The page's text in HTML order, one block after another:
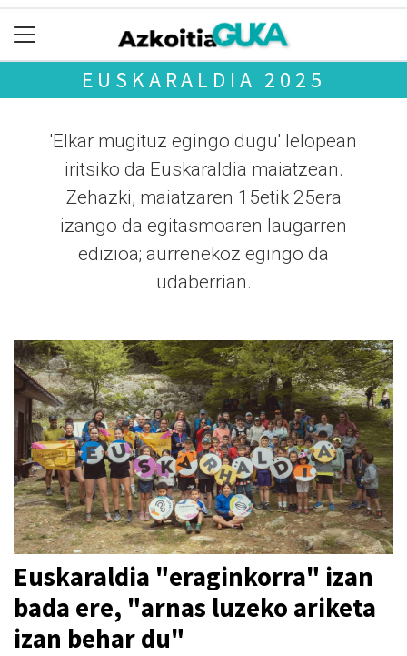
EUSKARALDIA 2025
'Elkar mugituz egingo dugu' lelopean
iritsiko da Euskaraldia maiatzean.
Zehazki, maiatzaren 15etik 25era
izango da egitasmoaren laugarren
edizioa; aurrenekoz egingo da
udaberrian.
Euskaraldia "eraginkorra" izan
bada ere, "arnas luzeko ariketa
izan behar du"